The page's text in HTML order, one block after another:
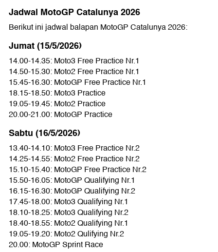
Jadwal MotoGP Catalunya 2026
Berikut ini jadwal balapan MotoGP Catalunya 2026:
Jumat (15/5/2026)
14.00-14.35: Moto3 Free Practice Nr.1
14.50-15.30: Moto2 Free Practice Nr.1
15.45-16.30: MotoGP Free Practice Nr.1
18.15-18.50: Moto3 Practice
19.05-19.45: Moto2 Practice
20.00-21.00: MotoGP Practice
Sabtu (16/5/2026)
13.40-14.10: Moto3 Free Practice Nr.2
14.25-14.55: Moto2 Free Practice Nr.2
15.10-15.40: MotoGP Free Practice Nr.2
15.50-16.05: MotoGP Qualifying Nr.1
16.15-16.30: MotoGP Qualifying Nr.2
17.45-18.00: Moto3 Qualifying Nr.1
18.10-18.25: Moto3 Qualifying Nr.2
18.40-18.55: Moto2 Qualifying Nr.1
19.05-19.20: Moto2 Qulifying Nr.2
20.00: MotoGP Sprint Race